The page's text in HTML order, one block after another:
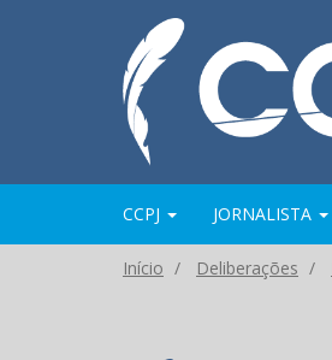
CCPJ JORNALISTA
Início Deliberações